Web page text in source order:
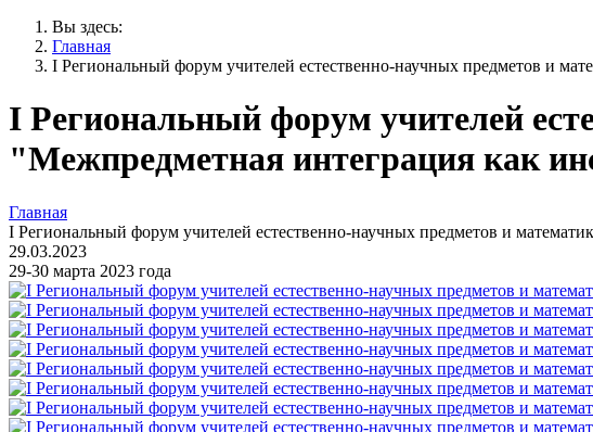
Вы здесь:
Главная
I Региональный форум учителей естественно-научных предметов и
I Региональный форум учителей
"Межпредметная интеграция как
Главная
I Региональный форум учителей естественно-научных предметов и
29.03.2023
29-30 марта 2023 года